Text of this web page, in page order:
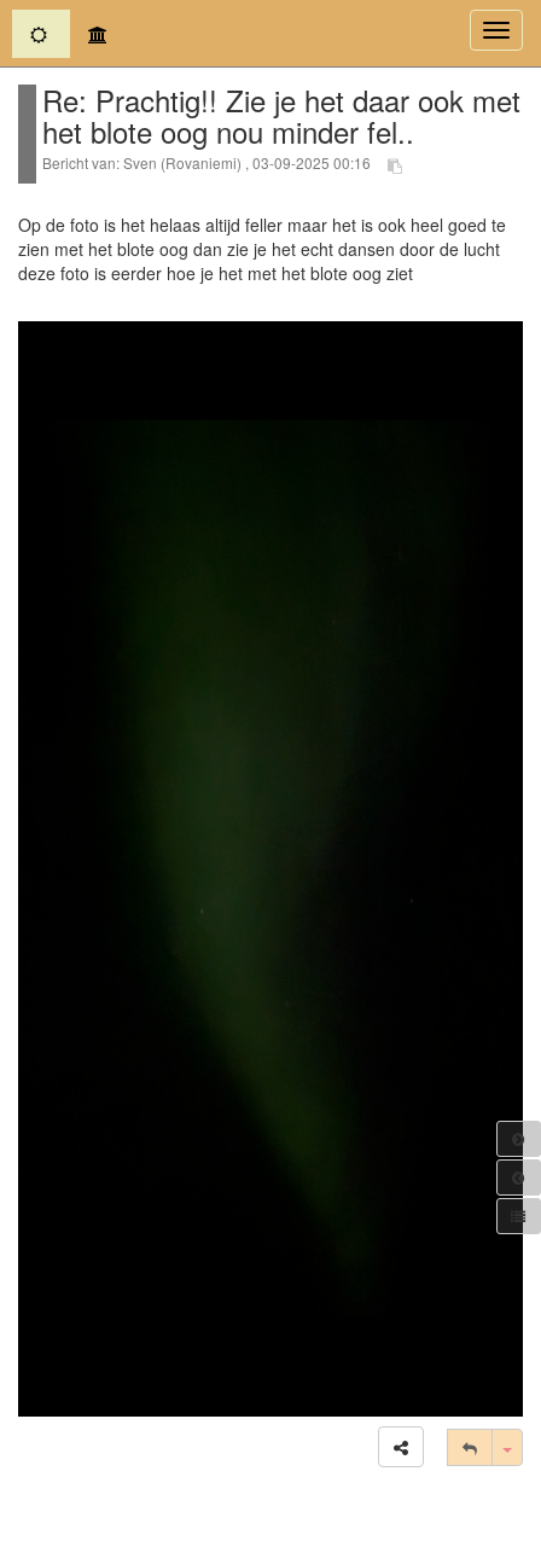
(current)
Re: Prachtig!! Zie je het daar ook met
het blote oog nou minder fel..
Bericht van: Sven (Rovaniemi) , 03-09-2025 00:16
Op de foto is het helaas altijd feller maar het is ook heel goed te
zien met het blote oog dan zie je het echt dansen door de lucht
deze foto is eerder hoe je het met het blote oog ziet